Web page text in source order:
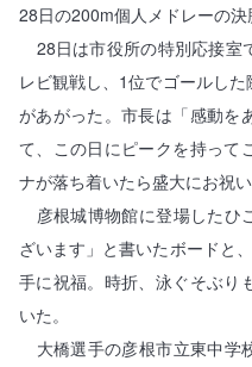
28日の200m個人メドレーの決
28日は市役所の特別応接室
レビ観戦し、1位でゴールし
があがった。市長は「感動を
て、この日にピークを持って
ナが落ち着いたら盛大にお祝
彦根城博物館に登場したひ
ざいます」と書いたボードと
手に祝福。時折、泳ぐそぶり
いた。
大橋選手の彦根市立東中学